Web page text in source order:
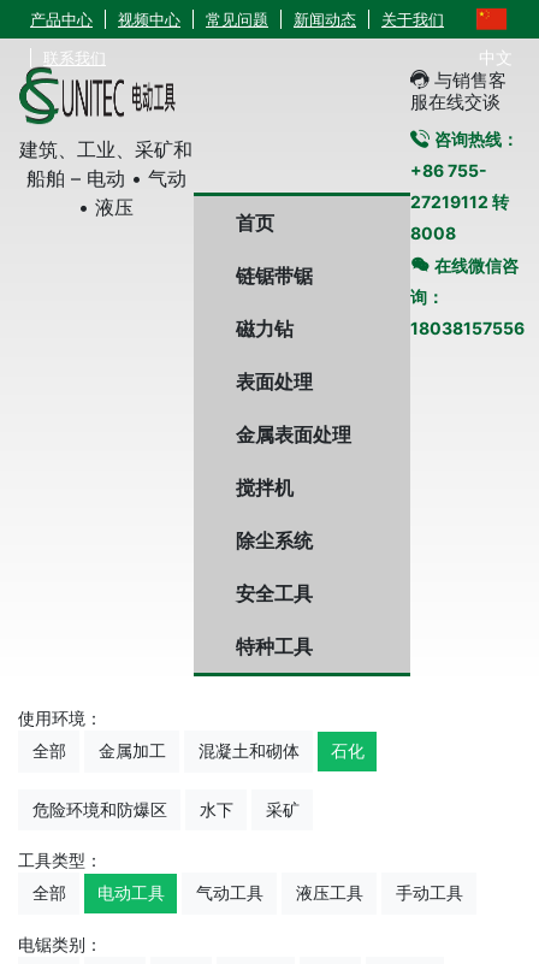
中文
产品中心 视频中心 常见问题 新闻动态
关于我们
联系我们
建筑、工业、采矿和
船舶 – 电动 • 气动
• 液压
与销售客
服在线交谈
咨询热线：
+86 755-
27219112 转
8008
在线微信咨
询：
18038157556
首页
链锯带锯
磁力钻
表面处理
金属表面处理
搅拌机
除尘系统
安全工具
特种工具
使用环境：
全部
金属加工 混凝土和砌体 石化
危险环境和防爆区 水下 采矿
工具类型：
全部
电动工具 气动工具 液压工具 手动工具
电锯类别：